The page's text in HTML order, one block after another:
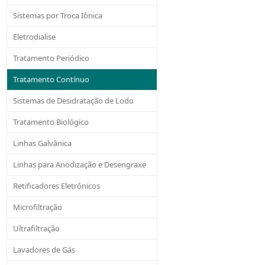
Sistemas por Troca Iônica
Eletrodialise
Tratamento Periódico
Tratamento Contínuo
Sistemas de Desidratação de Lodo
Tratamento Biológico
Linhas Galvânica
Linhas para Anodização e Desengraxe
Retificadores Eletrônicos
Microfiltração
Ultrafiltração
Lavadores de Gás